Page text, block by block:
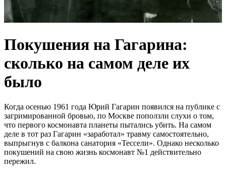
Покушения на Гагарина:
сколько на самом деле их
было
Когда осенью 1961 года Юрий Гагарин появился на публике с
загримированной бровью, по Москве поползли слухи о том,
что первого космонавта планеты пытались убить. На самом
деле в тот раз Гагарин «заработал» травму самостоятельно,
выпрыгнув с балкона санатория «Тессели». Однако несколько
покушений на свою жизнь космонавт №1 действительно
пережил.